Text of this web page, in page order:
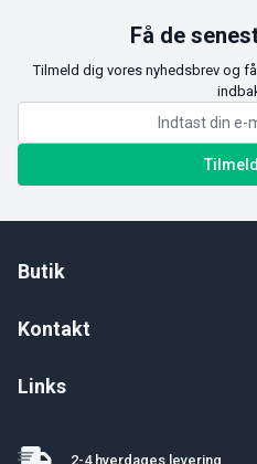
Få de
Tilmeld dig vores nyhedsbrev og
Butik
Kontakt
Links
2-4 hverdages levering